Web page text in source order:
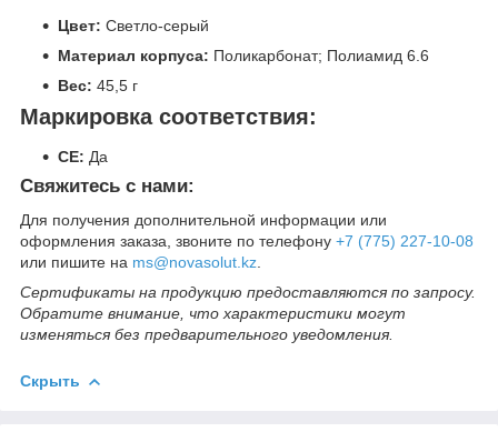
Цвет: Светло-серый
Материал корпуса: Поликарбонат; Полиамид 6.6
Вес: 45,5 г
Маркировка соответствия:
CE: Да
Свяжитесь с нами:
Для получения дополнительной информации или
оформления заказа, звоните по телефону +7 (775) 227-10-08
или пишите на ms@novasolut.kz
Сертификаты на продукцию предоставляются по запросу.
Обратите внимание, что характеристики могут
изменяться без предварительного уведомления.
Скрыть